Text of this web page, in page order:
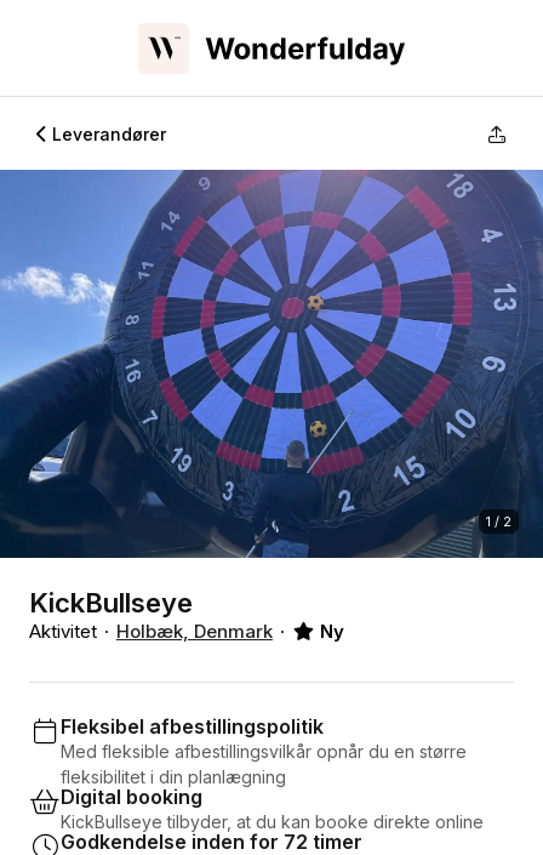
Leverandører
1 / 2
KickBullseye
Aktivitet Holbæk, Denmark Ny
Fleksibel afbestillingspolitik
Med fleksible afbestillingsvilkår opnår du en større
fleksibilitet i din planlægning
Digital booking
KickBullseye tilbyder, at du kan booke direkte online
Godkendelse inden for 72 timer